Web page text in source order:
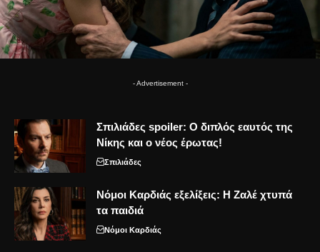
- Advertisement -
Σπιλιάδες spoiler: Ο διπλός εαυτός της
Νίκης και ο νέος έρωτας!
Σπιλιάδες
Νόμοι Καρδιάς εξελίξεις: Η Ζαλέ χτυπά
τα παιδιά
Νόμοι Καρδιάς